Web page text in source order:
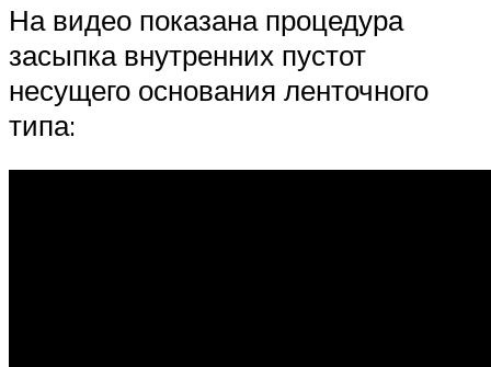
На видео показана процедура
засыпка внутренних пустот
несущего основания ленточного
типа: